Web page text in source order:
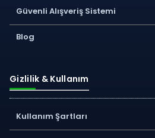
Güvenli Alışveriş Sistemi
Blog
Gizlilik & Kullanım
Kullanım Şartları